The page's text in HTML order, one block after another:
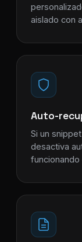
aislado con
Auto-
Si un
desactiva
funcionando